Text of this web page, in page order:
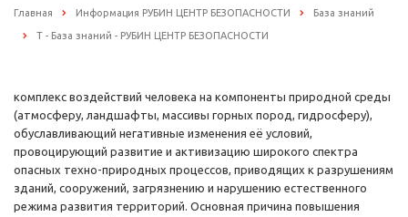
Главная Информация РУБИН ЦЕНТР БЕЗОПАСНОСТИ База знаний
Т - База знаний - РУБИН ЦЕНТР БЕЗОПАСНОСТИ
комплекс воздействий человека на компоненты природной среды
(атмосферу, ландшафты, массивы горных пород, гидросферу),
обуславливающий негативные изменения её условий,
провоцирующий развитие и активизацию широкого спектра
опасных техно-природных процессов, приводящих к разрушениям
зданий, сооружений, загрязнению и нарушению естественного
режима развития территорий. Основная причина повышения